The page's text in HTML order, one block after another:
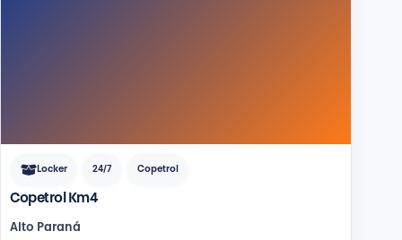
Locker 24/7 Copetrol
Copetrol Km4
Alto Paraná